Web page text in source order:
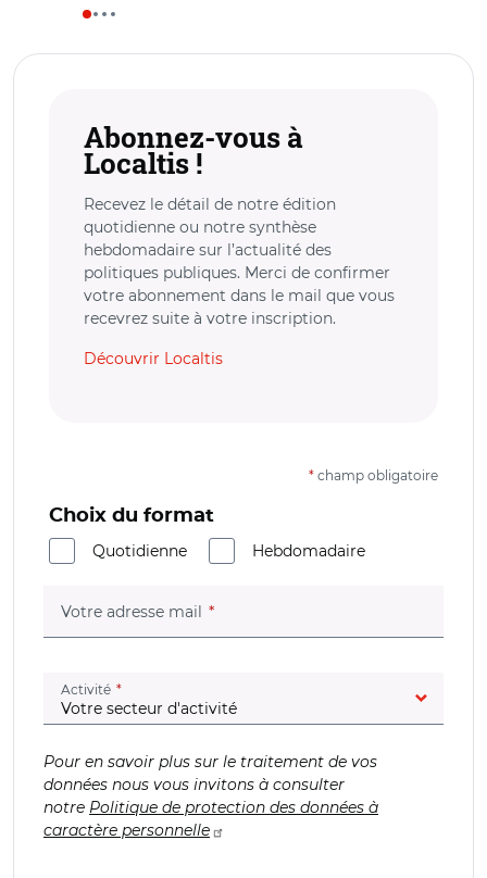
Abonnez-vous à
Localtis !
Recevez le détail de notre édition
quotidienne ou notre synthèse
hebdomadaire sur l’actualité des
politiques publiques. Merci de confirmer
votre abonnement dans le mail que vous
recevrez suite à votre inscription.
Découvrir Localtis
* champ obligatoire
Choix du format
Quotidienne
Hebdomadaire
Votre adresse mail (champ obligatoire)
Activité (champ obligatoire)
Pour en savoir plus sur le traitement de vos
données nous vous invitons à consulter
notre Politique de protection des données à
caractère personnelle